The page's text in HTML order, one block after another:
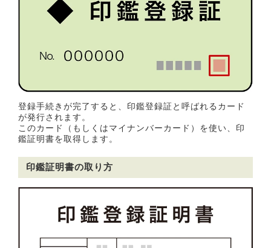
登録手続きが完了すると、印鑑登録証と呼ばれるカード
が発行されます。
このカード（もしくはマイナンバーカード）を使い、印
鑑証明書を取得します。
印鑑証明書の取り方